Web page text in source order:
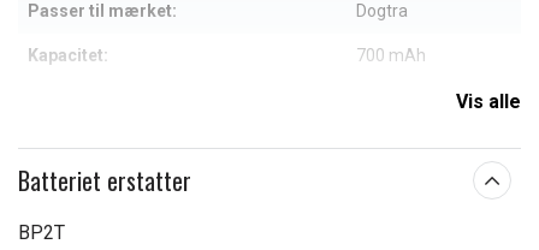
Passer til mærket: Dogtra
Kapacitet: 700 mAh
Vis alle
Batteriet erstatter
BP2T